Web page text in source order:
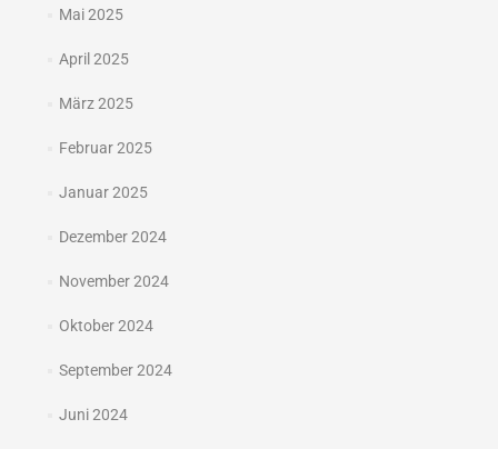
Mai 2025
April 2025
März 2025
Februar 2025
Januar 2025
Dezember 2024
November 2024
Oktober 2024
September 2024
Juni 2024